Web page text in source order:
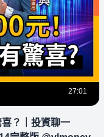
27:01
？｜投資聊一